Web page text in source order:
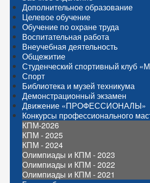
Дополнительное образование
Целевое обучение
Обучение по охране труда
Воспитательная работа
Внеучебная деятельность
Общежитие
Студенческий спортивный клуб
Спорт
Библиотека и музей техникума
Демонстрационный экзамен
Движение «ПРОФЕССИОНАЛЫ»
Конкурсы профессионального
КПМ-2026
КПМ - 2025
КПМ - 2024
Олимпиады и КПМ - 2023
Олимпиады и КПМ - 2022
Олимпиады и КПМ - 2021